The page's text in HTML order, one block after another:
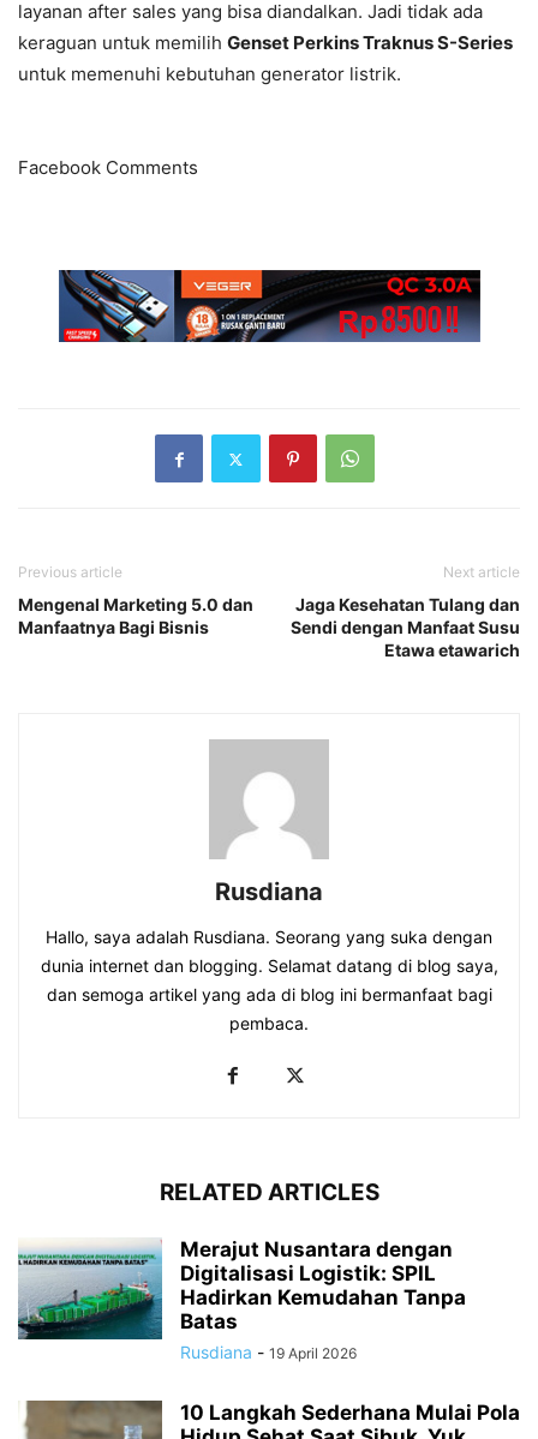
layanan after sales yang bisa diandalkan. Jadi tidak ada
keraguan untuk memilih Genset Perkins Traknus S-Series
untuk memenuhi kebutuhan generator listrik.
Facebook Comments
Previous article
Mengenal Marketing 5.0 dan
Manfaatnya Bagi Bisnis
Next article
Jaga Kesehatan Tulang dan
Sendi dengan Manfaat Susu
Etawa etawarich
Rusdiana
Hallo, saya adalah Rusdiana. Seorang yang suka dengan
dunia internet dan blogging. Selamat datang di blog saya,
dan semoga artikel yang ada di blog ini bermanfaat bagi
pembaca.
RELATED ARTICLES
Merajut Nusantara dengan
Digitalisasi Logistik: SPIL
Hadirkan Kemudahan Tanpa
Batas
Rusdiana - 19 April 2026
10 Langkah Sederhana Mulai Pola